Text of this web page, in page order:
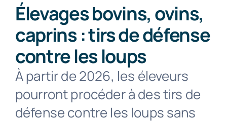
Actualités
Carrière
Élevages bovins, ovins,
caprins : tirs de défense
contre les loups
À partir de 2026, les éleveurs
pourront procéder à des tirs de
défense contre les loups sans